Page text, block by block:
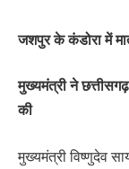
जशपुर के कंडोरा में
मुख्यमंत्री ने
की
मुख्यमंत्री विष्णुदेव